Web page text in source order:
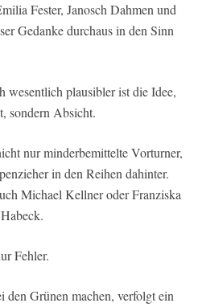
Fester, Janosch Dahmen und
Gedanke durchaus in den Sinn
wesentlich plausibler ist die Idee,
sondern Absicht.
nur minderbemittelte Vorturner,
in den Reihen dahinter.
Michael Kellner oder Franziska
Fehler.
den Grünen machen, verfolgt ein